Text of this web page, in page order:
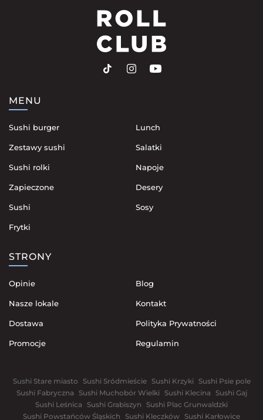
MENU
Sushi burger
Zestawy sushi
Sushi rolki
Zapieczone
Sushi
Frytki
Lunch
Salatki
Napoje
Desery
Sosy
STRONY
Opinie
Nasze lokale
Dostawa
Promocje
Blog
Kontakt
Polityka Prywatności
Regulamin
Sushi Stare miasto Sushi Sródmieście Sushi Krzyki
Sushi Psie pole
Sushi Fabryczna
Sushi Muchobór Wielki Sushi Klecina
Sushi Gaj
Sushi Leśnica
Sushi Grabiszyn
Sushi Plac Grunwaldzki
Sushi Powstańców Śląskich
Sushi Kleczków Sushi Karłowice